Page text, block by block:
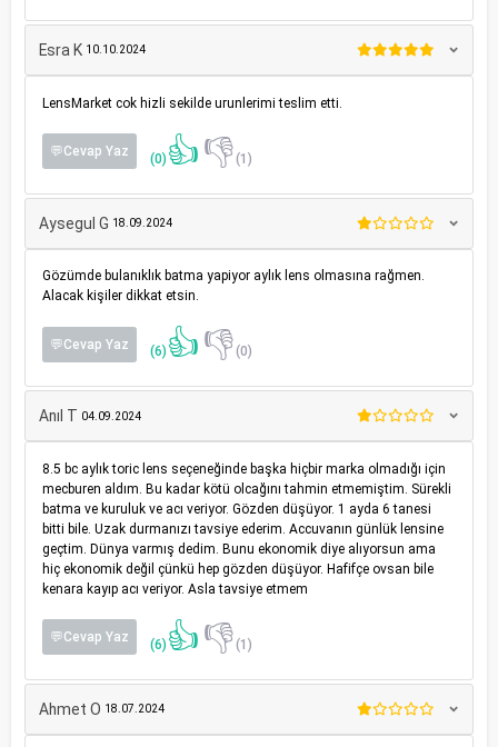
Esra K 10.10.2024
LensMarket cok hizli sekilde urunlerimi teslim etti.
💬Cevap Yaz (0) 👍👎(1)
Aysegul G 18.09.2024
Gözümde bulanıklık batma yapiyor aylık lens olmasına rağmen.
Alacak kişiler dikkat etsin.
💬Cevap Yaz (6) 👍👎(0)
Anıl T 04.09.2024
8.5 bc aylık toric lens seçeneğinde başka hiçbir marka olmadığı için
mecburen aldım. Bu kadar kötü olcağını tahmin etmemiştim. Sürekli
batma ve kuruluk ve acı veriyor. Gözden düşüyor. 1 ayda 6 tanesi
bitti bile. Uzak durmanızı tavsiye ederim. Accuvanın günlük lensine
geçtim. Dünya varmış dedim. Bunu ekonomik diye alıyorsun ama
hiç ekonomik değil çünkü hep gözden düşüyor. Hafifçe ovsan bile
kenara kayıp acı veriyor. Asla tavsiye etmem
💬Cevap Yaz (6) 👍👎(1)
Ahmet O 18.07.2024